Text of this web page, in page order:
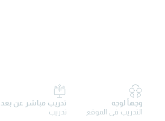
وجهاً لوجه
التدريب في الموقع
تدريب مباشر عن بعد
تدريب